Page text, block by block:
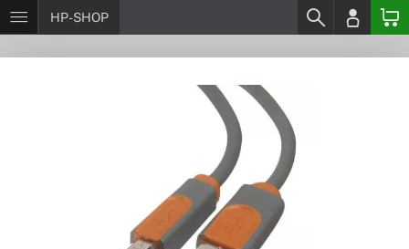
HP-SHOP